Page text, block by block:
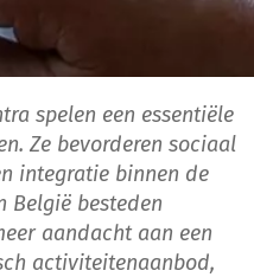
spelen een essentiële
Ze bevorderen sociaal
integratie binnen de
België besteden
aandacht aan een
activiteitenaanbod,